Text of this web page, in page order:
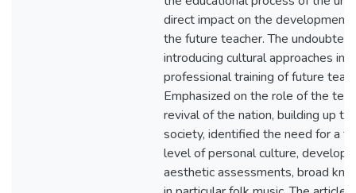
direct impact on the development
the future teacher. The undoubted
introducing cultural approaches
professional training of future
Emphasized on the role of the
revival of the nation, building up
society, identified the need for a
level of personal culture,
aesthetic assessments, broad